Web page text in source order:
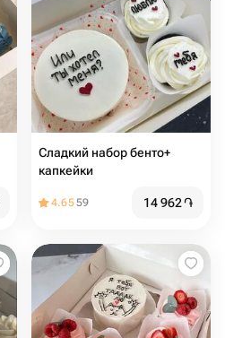
Сладкий набор бенто+
капкейки
4.6559 14 962֏